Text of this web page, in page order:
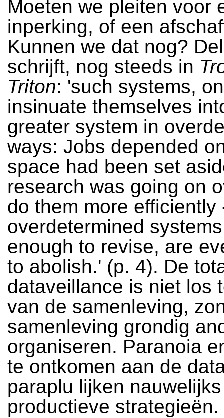
Moeten we pleiten voor
inperking, of een
Kunnen we dat nog?
schrijft, nog steeds in
Triton: 'such systems,
insinuate themselves
greater system in
ways: Jobs depended
space had been set
research was going on
do them more efficiently
overdetermined
enough to revise, are
to abolish.' (p. 4). De
dataveillance is niet los
van de samenleving,
samenleving grondig
organiseren. Paranoia
te ontkomen aan de
paraplu lijken
productieve strategieën.